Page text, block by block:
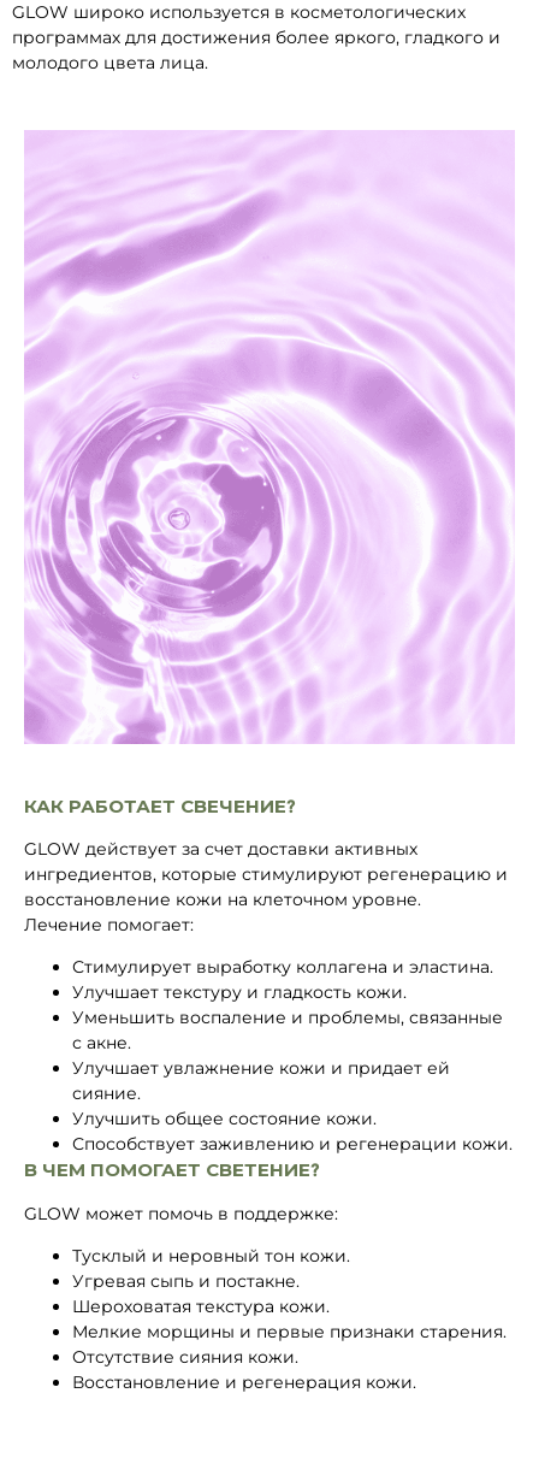
GLOW широко используется в косметологических
программах для достижения более яркого, гладкого и
молодого цвета лица.
КАК РАБОТАЕТ СВЕЧЕНИЕ?
GLOW действует за счет доставки активных
ингредиентов, которые стимулируют регенерацию и
восстановление кожи на клеточном уровне.
Лечение помогает:
Стимулирует выработку коллагена и эластина.
Улучшает текстуру и гладкость кожи.
Уменьшить воспаление и проблемы, связанные
с акне.
Улучшает увлажнение кожи и придает ей
сияние.
Улучшить общее состояние кожи.
Способствует заживлению и регенерации кожи.
В ЧЕМ ПОМОГАЕТ СВЕТЕНИЕ?
GLOW может помочь в поддержке:
Тусклый и неровный тон кожи.
Угревая сыпь и постакне.
Шероховатая текстура кожи.
Мелкие морщины и первые признаки старения.
Отсутствие сияния кожи.
Восстановление и регенерация кожи.